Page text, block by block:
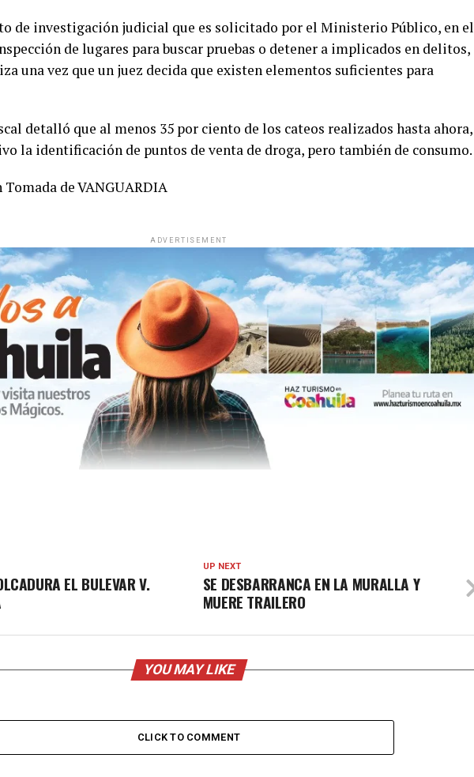
de investigación judicial que es solicitado por el Ministerio Público, en el
de lugares para buscar pruebas o detener a implicados en delitos,
una vez que un juez decida que existen elementos suficientes para
detalló que al menos 35 por ciento de los cateos realizados hasta ahora,
la identificación de puntos de venta de droga, pero también de consumo.
de VANGUARDIA
ADVERTISEMENT
UP NEXT
SE DESBARRANCA EN LA MURALLA Y
MUERE TRAILERO
EL BULEVAR V.
YOU MAY LIKE
CLICK TO COMMENT